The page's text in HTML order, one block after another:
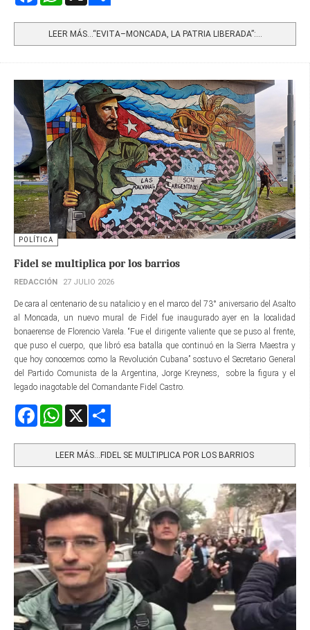
LEER MÁS…“EVITA–MONCADA, LA PATRIA LIBERADA”:...
POLÍTICA
Fidel se multiplica por los barrios
REDACCIÓN 27 JULIO 2026
De cara al centenario de su natalicio y en el marco del 73° aniversario del Asalto
al Moncada, un nuevo mural de Fidel fue inaugurado ayer en la localidad
bonaerense de Florencio Varela. “Fue el dirigente valiente que se puso al frente,
que puso el cuerpo, que libró esa batalla que continuó en la Sierra Maestra y
que hoy conocemos como la Revolución Cubana” sostuvo el Secretario General
del Partido Comunista de la Argentina, Jorge Kreyness, sobre la figura y el
legado inagotable del Comandante Fidel Castro.
FacebookWhatsApp
LEER MÁS…FIDEL SE MULTIPLICA POR LOS BARRIOS